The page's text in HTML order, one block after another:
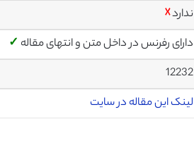
ندارد☓
دارای رفرنس در داخل متن و انتهای مقاله ✓
12232
لینک این مقاله در سایت